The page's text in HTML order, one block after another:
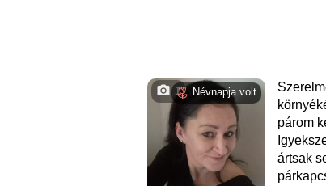
1 Névnapja volt
párom
ártsak